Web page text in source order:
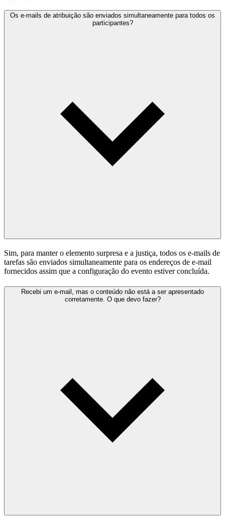
Os e-mails de atribuição são enviados simultaneamente para todos os
participantes?
Sim, para manter o elemento surpresa e a justiça, todos os e-mails de
tarefas são enviados simultaneamente para os endereços de e-mail
fornecidos assim que a configuração do evento estiver concluída.
Recebi um e-mail, mas o conteúdo não está a ser apresentado
corretamente. O que devo fazer?